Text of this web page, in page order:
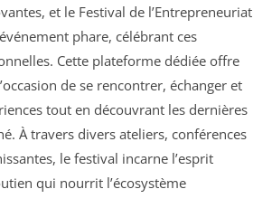
et le Festival de l’Entrepreneuriat
phare, célébrant ces
Cette plateforme dédiée offre
de se rencontrer, échanger et
tout en découvrant les dernières
À travers divers ateliers, conférences
le festival incarne l’esprit
qui nourrit l’écosystème